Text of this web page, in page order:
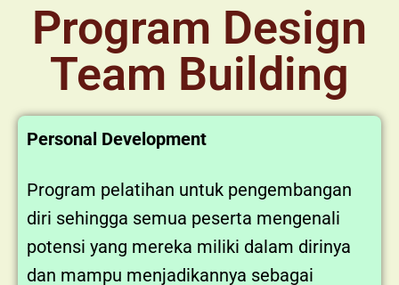
Program Design
Team Building
Personal Development
Program pelatihan untuk pengembangan
diri sehingga semua peserta mengenali
potensi yang mereka miliki dalam dirinya
dan mampu menjadikannya sebagai